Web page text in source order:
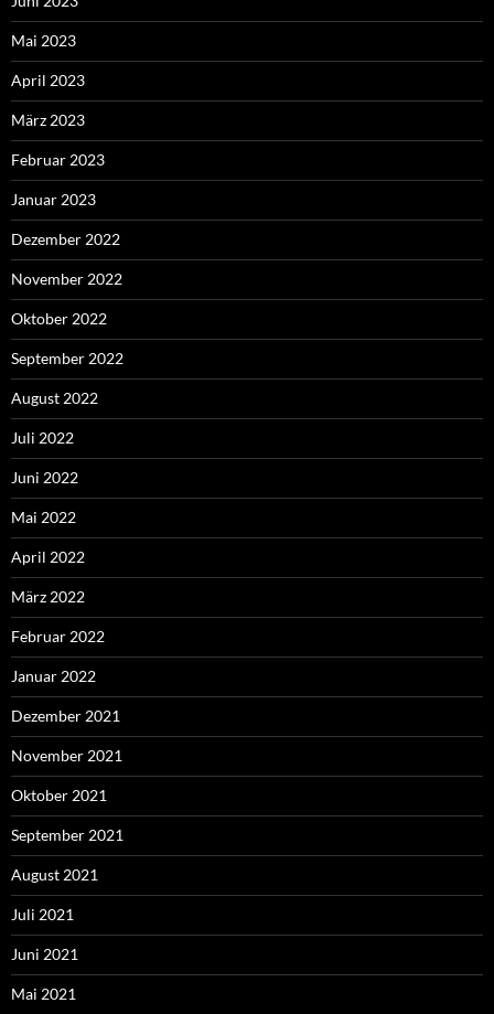
Mai 2023
April 2023
März 2023
Februar 2023
Januar 2023
Dezember 2022
November 2022
Oktober 2022
September 2022
August 2022
Juli 2022
Juni 2022
Mai 2022
April 2022
März 2022
Februar 2022
Januar 2022
Dezember 2021
November 2021
Oktober 2021
September 2021
August 2021
Juli 2021
Juni 2021
Mai 2021